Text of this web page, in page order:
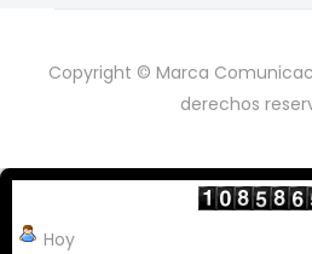
Copyright © Marca
derechos
Hoy